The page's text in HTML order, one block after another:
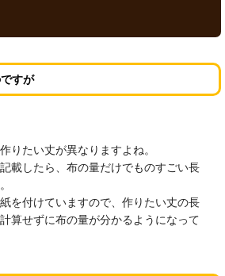
すが
りたい丈が異なりますよね。
載したら、布の量だけでものすごい長
を付けていますので、作りたい丈の長
算せずに布の量が分かるようになって